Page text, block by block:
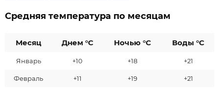
Средняя температура по месяцам
Месяц Днем °C Ночью °C Воды °C
Январь +10 +18 +21
Февраль +11 +19 +21